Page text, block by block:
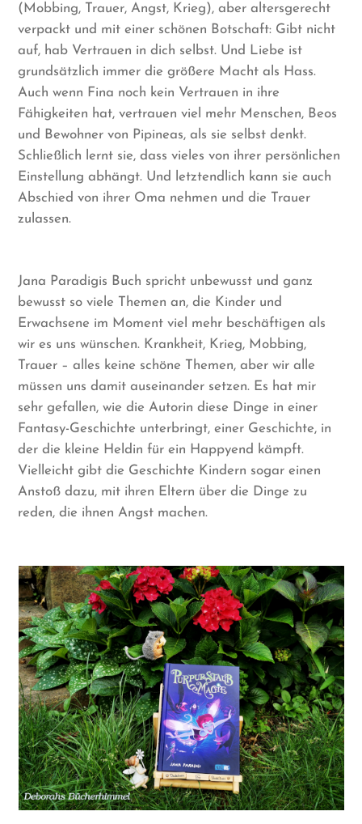
(Mobbing, Trauer, Angst, Krieg), aber altersgerecht
verpackt und mit einer schönen Botschaft: Gibt nicht
auf, hab Vertrauen in dich selbst. Und Liebe ist
grundsätzlich immer die größere Macht als Hass.
Auch wenn Fina noch kein Vertrauen in ihre
Fähigkeiten hat, vertrauen viel mehr Menschen, Beos
und Bewohner von Pipineas, als sie selbst denkt.
Schließlich lernt sie, dass vieles von ihrer persönlichen
Einstellung abhängt. Und letztendlich kann sie auch
Abschied von ihrer Oma nehmen und die Trauer
zulassen.
Jana Paradigis Buch spricht unbewusst und ganz
bewusst so viele Themen an, die Kinder und
Erwachsene im Moment viel mehr beschäftigen als
wir es uns wünschen. Krankheit, Krieg, Mobbing,
Trauer – alles keine schöne Themen, aber wir alle
müssen uns damit auseinander setzen. Es hat mir
sehr gefallen, wie die Autorin diese Dinge in einer
Fantasy-Geschichte unterbringt, einer Geschichte, in
der die kleine Heldin für ein Happyend kämpft.
Vielleicht gibt die Geschichte Kindern sogar einen
Anstoß dazu, mit ihren Eltern über die Dinge zu
reden, die ihnen Angst machen.